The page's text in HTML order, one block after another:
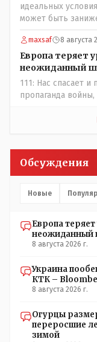
идеальных
может быть
maxsaf 8 августа
Европа теряет
неожиданный
111: Нас спасает и
пропаганда войны,
Обсуждения
Новые
Европа
неожиданный
8 августа 2026 г.
Украина
КТК –
8 августа 2026 г.
Огурцы
переросшие
зимой